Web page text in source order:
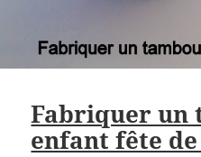
Fabriquer un
enfant fête